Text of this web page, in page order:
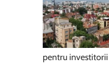
pentru